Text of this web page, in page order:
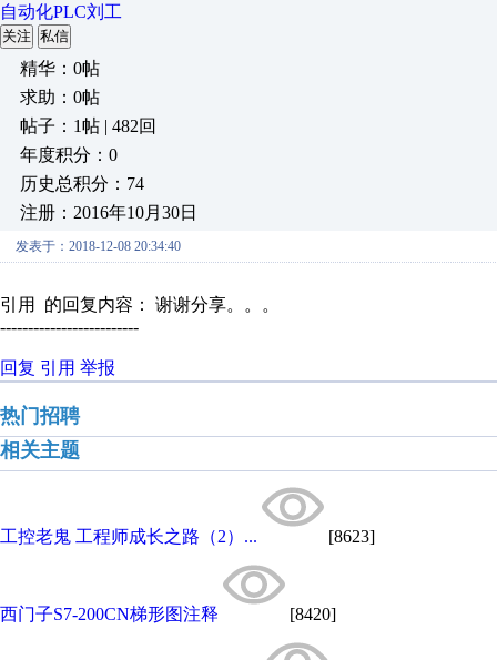
自动化PLC刘工
关注 私信
精华：0帖
求助：0帖
帖子：1帖 | 482回
年度积分：0
历史总积分：74
注册：2016年10月30日
发表于：2018-12-08 20:34:40
引用 的回复内容： 谢谢分享。。。
-------------------------
回复 引用 举报
热门招聘
相关主题
工控老鬼 工程师成长之路（2）... [8623]
西门子S7-200CN梯形图注释 [8420]